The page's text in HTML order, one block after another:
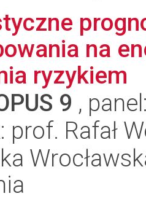
na
ryzykiem
9 ,
prof. Rafał